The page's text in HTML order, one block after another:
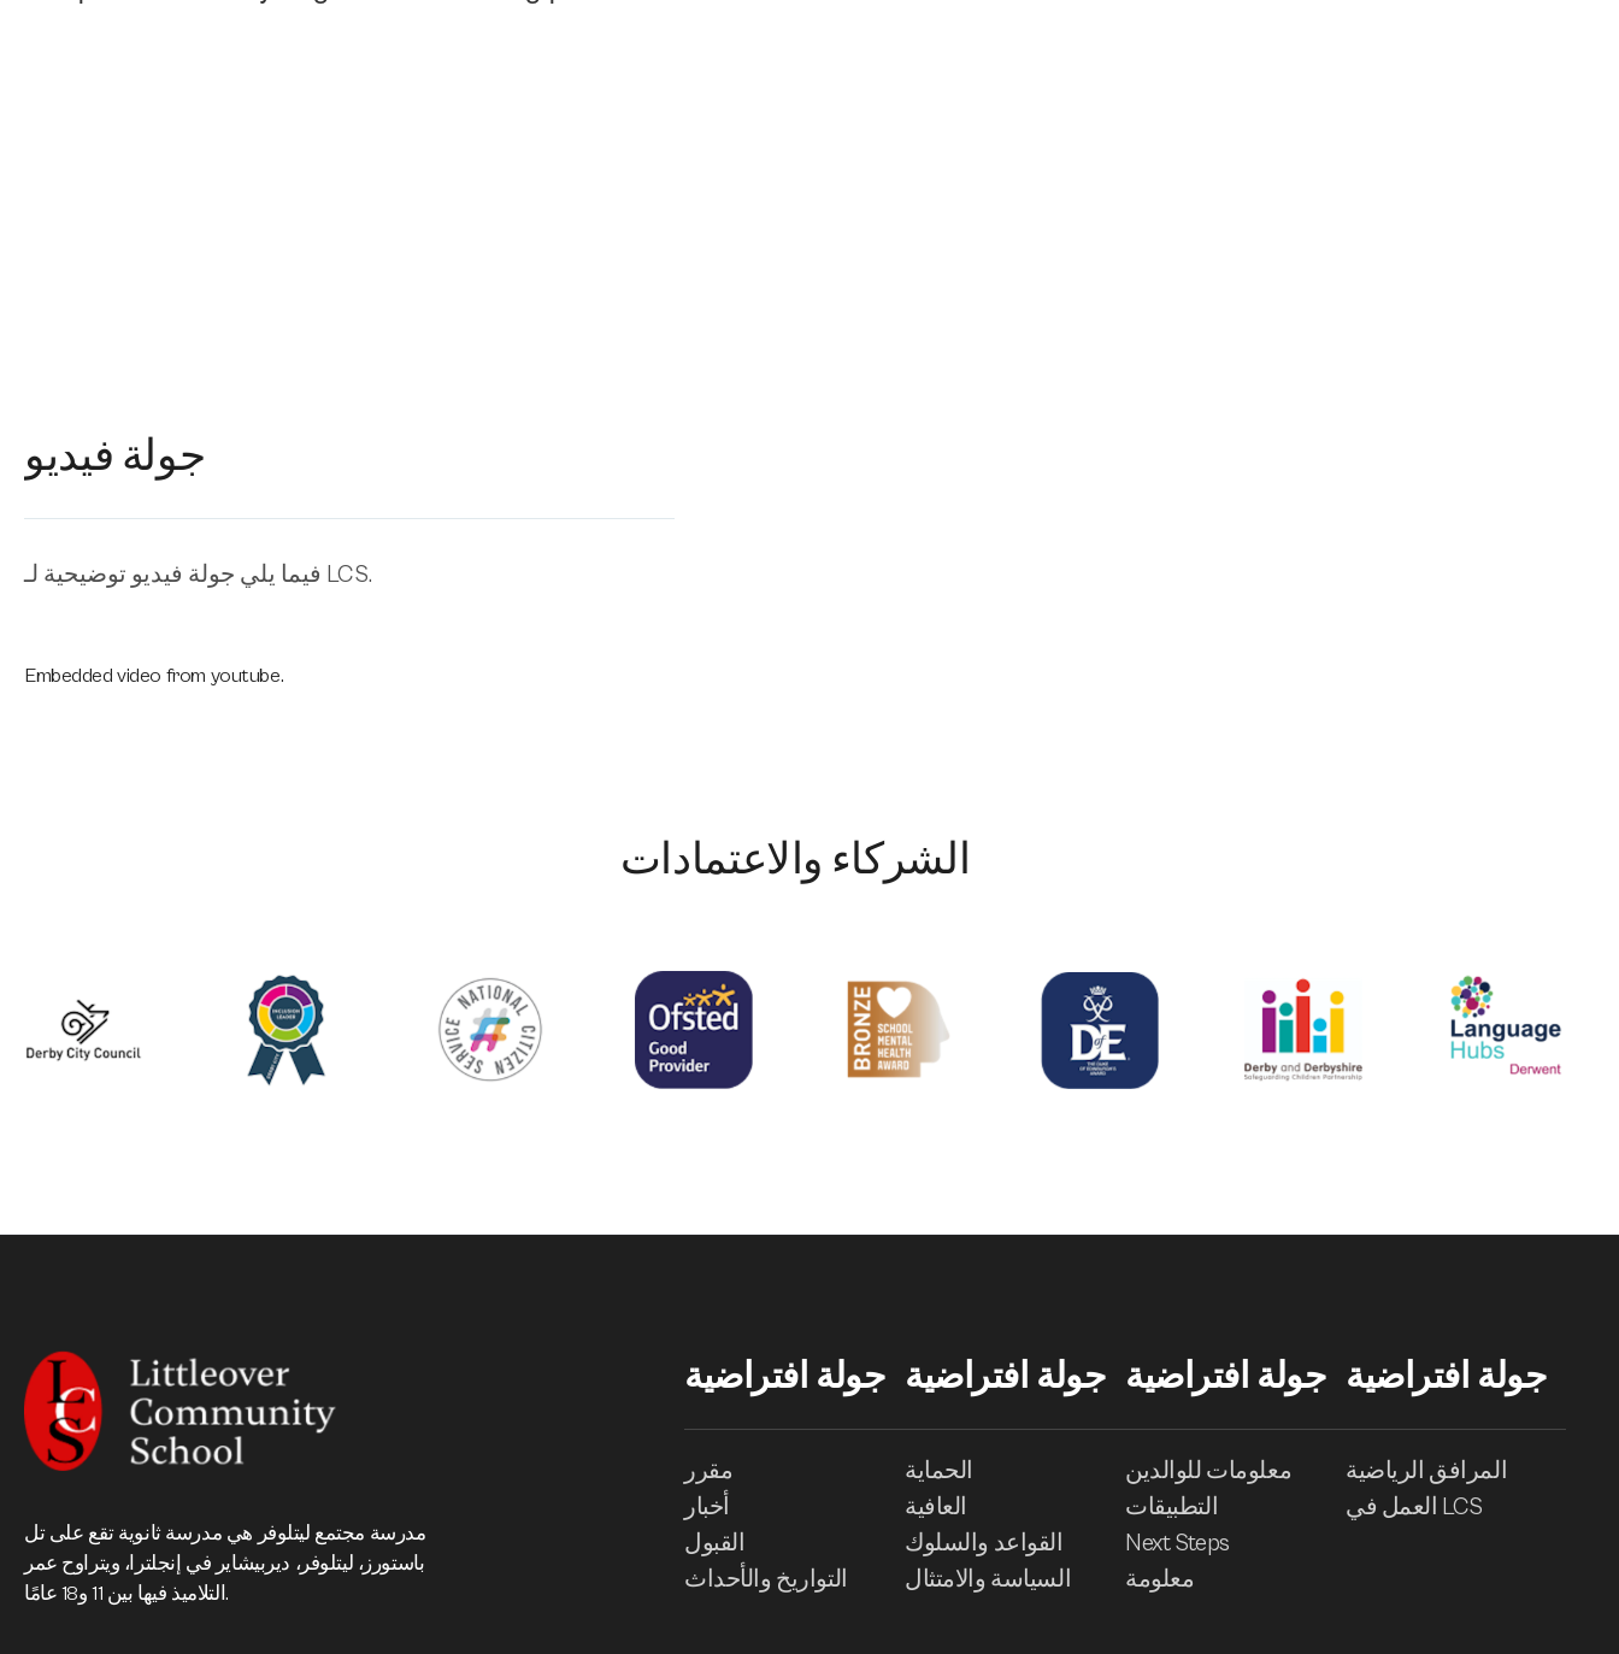
جولة فيديو
فيما يلي جولة فيديو توضيحية لـ LCS.
Embedded video from youtube.
الشركاء والاعتمادات
مدرسة مجتمع ليتلوفر هي مدرسة ثانوية تقع على تل
باستورز، ليتلوفر، ديربيشاير في إنجلترا، ويتراوح عمر
التلاميذ فيها بين 11 و18 عامًا.
جولة افتراضية
مقرر
أخبار
القبول
التواريخ والأحداث
جولة افتراضية
الحماية
العافية
القواعد والسلوك
السياسة والامتثال
جولة افتراضية
معلومات للوالدين
التطبيقات
Next Steps
معلومة
جولة افتراضية
المرافق الرياضية
العمل في LCS